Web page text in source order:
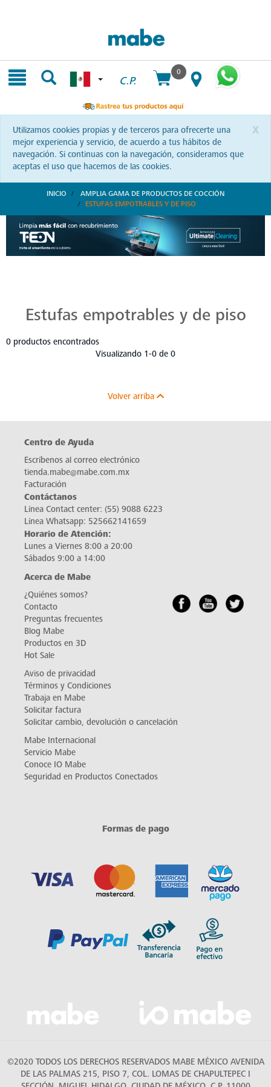
C.P.
0
x
Utilizamos cookies propias y de terceros para ofrecerte una
mejor experiencia y servicio, de acuerdo a tus hábitos de
navegación. Si continuas con la navegación, consideramos que
aceptas el uso que hacemos de las cookies.
INICIO
AMPLIA GAMA DE PRODUCTOS DE COCCIÓN
ESTUFAS EMPOTRABLES Y DE PISO
Estufas empotrables y de piso
0 productos encontrados
Visualizando 1-0 de 0
Volver arriba
Centro de Ayuda
Escríbenos al correo electrónico
tienda.mabe@mabe.com.mx
Facturación
Contáctanos
Línea Contact center: (55) 9088 6223
Línea Whatsapp: 525662141659
Horario de Atención:
Lunes a Viernes 8:00 a 20:00
Sábados 9:00 a 14:00
Acerca de Mabe
¿Quiénes somos?
Contacto
Preguntas frecuentes
Blog Mabe
Productos en 3D
Hot Sale
Aviso de privacidad
Términos y Condiciones
Trabaja en Mabe
Solicitar factura
Solicitar cambio, devolución o cancelación
Mabe Internacional
Servicio Mabe
Conoce IO Mabe
Seguridad en Productos Conectados
Formas de pago
©2020 TODOS LOS DERECHOS RESERVADOS MABE MÉXICO AVENIDA
DE LAS PALMAS 215, PISO 7, COL. LOMAS DE CHAPULTEPEC I